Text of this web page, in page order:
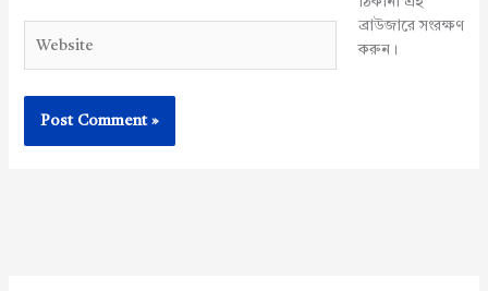
ব্রাউজারে সংরক্ষণ
করুন।